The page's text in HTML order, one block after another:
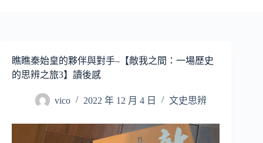
瞧瞧秦始皇的夥伴與對手–【敵我之間：一場歷史
的思辨之旅3】讀後感
vico 2022 年 12 月 4 日 文史思辨